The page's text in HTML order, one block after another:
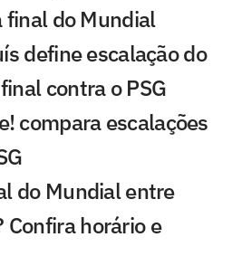
final do Mundial
define escalação do
contra o PSG
compara escalações
do Mundial entre
Confira horário e